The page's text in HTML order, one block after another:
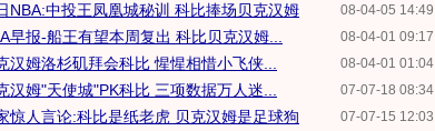
08-04-05 14:49
NBA:中投王凤凰城秘训 科比捧场贝克汉姆
08-04-01 09:17
早报-船王有望本周复出 科比贝克汉姆...
08-04-01 01:04
汉姆洛杉矶拜会科比 惺惺相惜小飞侠...
07-07-18 08:34
汉姆"天使城"PK科比 三项数据万人迷...
07-07-15 12:03
惊人言论:科比是纸老虎 贝克汉姆是足球狗